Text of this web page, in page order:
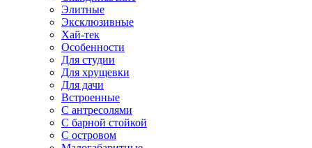
Элитные
Эксклюзивные
Хай-тек
Особенности
Для студии
Для хрущевки
Для дачи
Встроенные
С антресолями
С барной стойкой
С островом